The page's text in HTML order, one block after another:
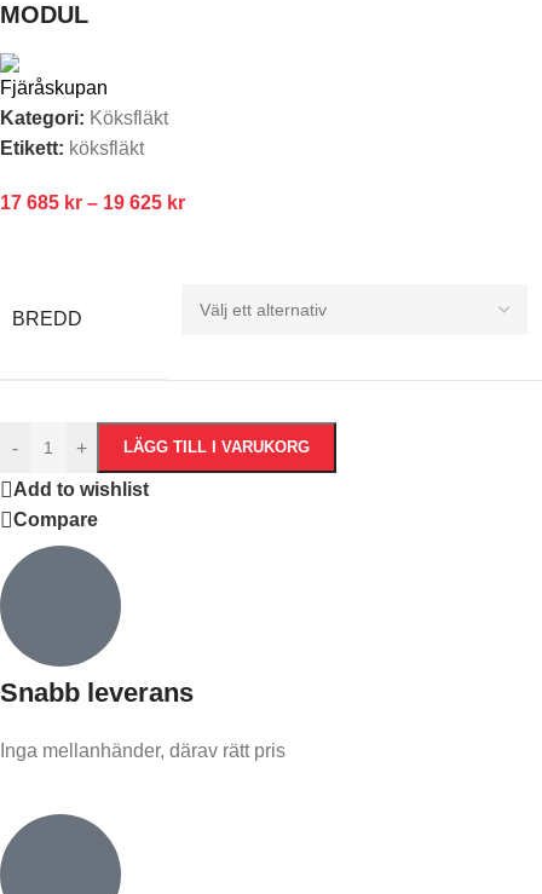
MODUL
Kategori: Köksfläkt​
Etikett: köksfläkt
17 685 kr – 19 625 kr
BREDD
- + LÄGG TILL I VARUKORG
Add to wishlist
Compare
Snabb leverans​
Inga mellanhänder, därav rätt pris